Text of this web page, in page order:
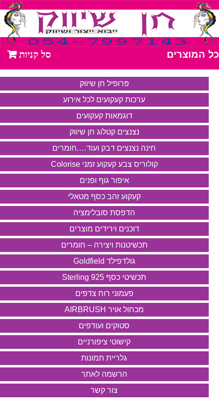
כל המוצרים
פרופיל חן שיווק
ערכות קעקועים לכל אירוע
דוגמאות קעקועים
נצנצים קטלוג חן שיווק
חינה נצנצים דבק ועוד….חומרים
קולוריס צבע קעקוע זמני Colorise
איפור גוף ופנים
קעקוע זהב כסף מטאלי
הדפסת סובלימציה
דוכנים וירידים מוצרים
תכשיטנות ויצירה – חומרים
גולדפילד Goldfield
תכשיטי כסף 925 Sterling
פעמוני רוח צדפים
מכחול אויר AIRBRUSH
סטוקים ועודפים
קישוטי ציפורניים
גלריית תמונות
הרשמה לאתר
צור קשר